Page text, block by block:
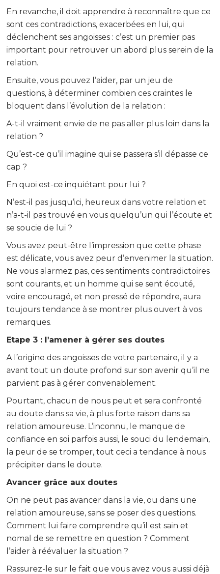
En revanche, il doit apprendre à reconnaître que ce
sont ces contradictions, exacerbées en lui, qui
déclenchent ses angoisses : c’est un premier pas
important pour retrouver un abord plus serein de la
relation.
Ensuite, vous pouvez l’aider, par un jeu de
questions, à déterminer combien ces craintes le
bloquent dans l’évolution de la relation :
A-t-il vraiment envie de ne pas aller plus loin dans la
relation ?
Qu’est-ce qu’il imagine qui se passera s’il dépasse ce
cap ?
En quoi est-ce inquiétant pour lui ?
N’est-il pas jusqu’ici, heureux dans votre relation et
n’a-t-il pas trouvé en vous quelqu’un qui l’écoute et
se soucie de lui ?
Vous avez peut-être l’impression que cette phase
est délicate, vous avez peur d’envenimer la situation.
Ne vous alarmez pas, ces sentiments contradictoires
sont courants, et un homme qui se sent écouté,
voire encouragé, et non pressé de répondre, aura
toujours tendance à se montrer plus ouvert à vos
remarques.
Etape 3 : l’amener à gérer ses doutes
A l’origine des angoisses de votre partenaire, il y a
avant tout un doute profond sur son avenir qu’il ne
parvient pas à gérer convenablement.
Pourtant, chacun de nous peut et sera confronté
au doute dans sa vie, à plus forte raison dans sa
relation amoureuse. L’inconnu, le manque de
confiance en soi parfois aussi, le souci du lendemain,
la peur de se tromper, tout ceci a tendance à nous
précipiter dans le doute.
Avancer grâce aux doutes
On ne peut pas avancer dans la vie, ou dans une
relation amoureuse, sans se poser des questions.
Comment lui faire comprendre qu’il est sain et
nomal de se remettre en question ? Comment
l’aider à réévaluer la situation ?
Rassurez-le sur le fait que vous avez vous aussi déjà